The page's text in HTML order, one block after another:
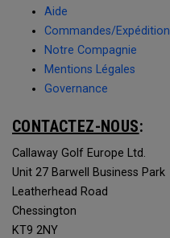
Aide
Commandes/Expédition
Notre Compagnie
Mentions Légales
Governance
CONTACTEZ-NOUS:
Callaway Golf Europe Ltd.
Unit 27 Barwell Business Park
Leatherhead Road
Chessington
KT9 2NY